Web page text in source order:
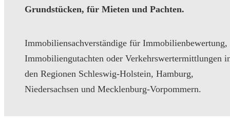
Grundstücken, für Mieten und Pachten.
Immobiliensachverständige für Immobilienbewertung,
Immobiliengutachten oder Verkehrswertermittlungen
den Regionen Schleswig-Holstein, Hamburg,
Niedersachsen und Mecklenburg-Vorpommern.